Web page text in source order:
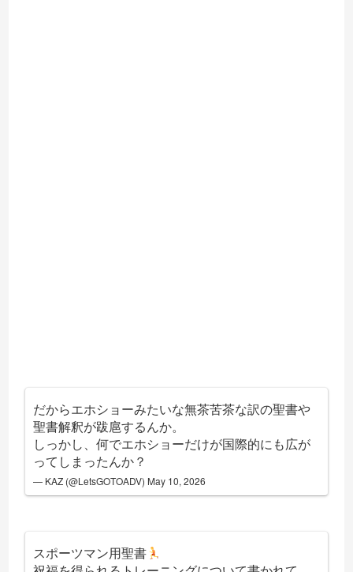
だからエホショーみたいな無茶苦茶な訳の聖書や
聖書解釈が跋扈するんか。
しっかし、何でエホショーだけが国際的にも広が
ってしまったんか？
— KAZ (@LetsGOTOADV) May 10, 2026
スポーツマン用聖書